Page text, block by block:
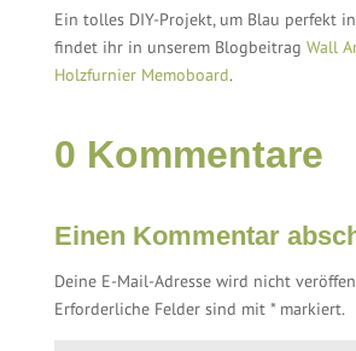
Ein tolles DIY-Projekt, um Blau perfekt in
findet ihr in unserem Blogbeitrag Wall
Holzfurnier Memoboard.
0 Kommentare
Einen Kommentar
Deine E-Mail-Adresse wird nicht
Erforderliche Felder sind mit *markiert.